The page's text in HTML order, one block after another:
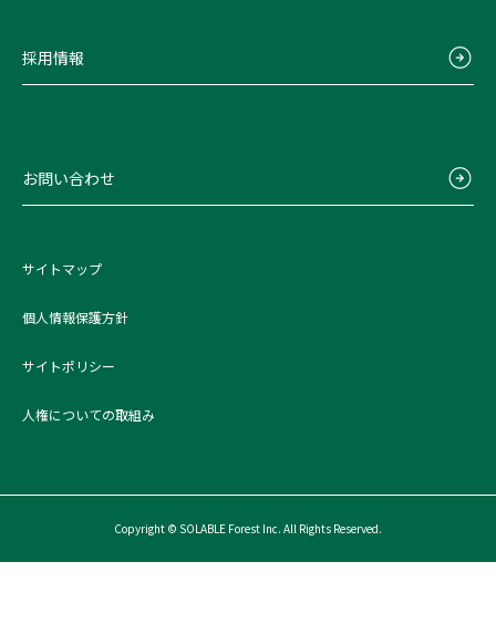
採用情報
お問い合わせ
サイトマップ
個人情報保護方針
サイトポリシー
人権についての取組み
Copyright © SOLABLE Forest Inc. All Rights Reserved.